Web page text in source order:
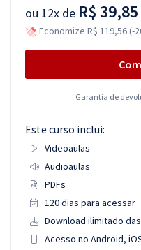
ou 12x de R$ 39,85
Economize R$ 119,56 (-
Garantia de
Este curso inclui:
Videoaulas
Audioaulas
PDFs
120 dias para acessar
Download ilimitado
Acesso no Android,